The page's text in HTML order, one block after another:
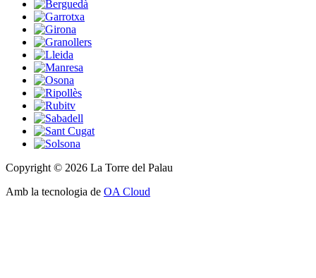
Copyright © 2026 La Torre del Palau
Amb la tecnologia de OA Cloud